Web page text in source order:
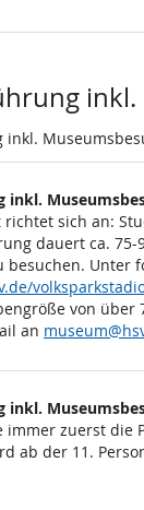
inkl.
inkl.
richtet sich an:
dauert ca.
besuchen. Unter
von
an
inkl.
immer zuerst die
ab der 11.